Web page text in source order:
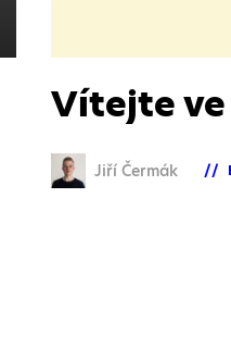
Vítejte ve
Jiří Čermák